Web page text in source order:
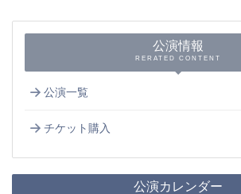
公演情報
RERATED CONTENT
公演一覧
チケット購入
公演カレンダー